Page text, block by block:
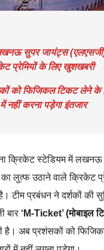
सुपर जायंट्स
प्रेमियों के लिए खुशखबरी
को फिजिकल टिकट लेने के
में नहीं करना पड़ेगा इंतजार
क्रिकेट स्टेडियम में
लुत्फ उठाने वाले क्रिकेट
टीम प्रबंधन ने दर्शकों की
बार ‘M-Ticket’ (मोबाइल
है। अब प्रशंसकों को